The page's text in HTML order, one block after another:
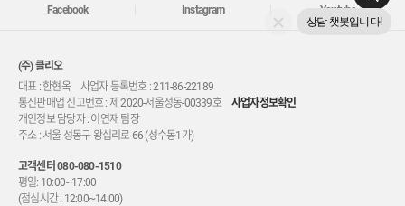
Facebook Instagram Youtube
(주) 클리오
대표 : 한현옥 사업자 등록번호 : 211-86-22189
통신판매업 신고번호 : 제 2020-서울성동-00339호사업자정보확인
개인정보 담당자 : 이연재 팀장
주소 : 서울 성동구 왕십리로 66 (성수동1가)
고객센터080-080-1510
평일: 10:00~17:00
(점심시간 : 12:00~14:00)
상담 챗봇입니다!